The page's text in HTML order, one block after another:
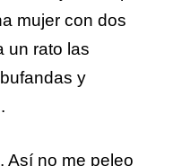
mujer con dos
un rato las
y
no me peleo